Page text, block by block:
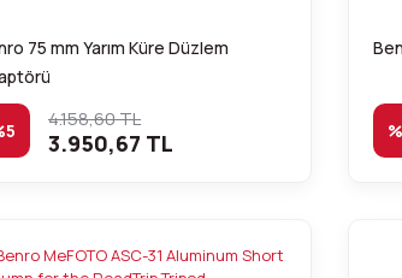
75 mm Yarım Küre Düzlem
4.158,60 TL
3.950,67 TL